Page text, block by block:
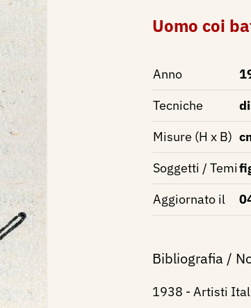
Uomo coi
Anno
Tecniche
Misure (H x B)
Soggetti / Temi
Aggiornato il
Bibliografia /
1938 - Artisti